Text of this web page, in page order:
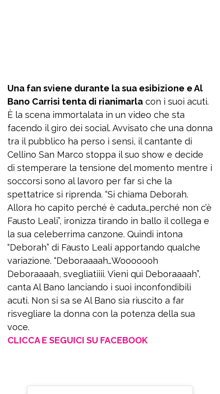
Una fan sviene durante la sua esibizione e Al
Bano Carrisi tenta di rianimarla con i suoi acuti.
È la scena immortalata in un video che sta
facendo il giro dei social. Avvisato che una donna
tra il pubblico ha perso i sensi, il cantante di
Cellino San Marco stoppa il suo show e decide
di stemperare la tensione del momento mentre i
soccorsi sono al lavoro per far sì che la
spettatrice si riprenda. “Si chiama Deborah.
Allora ho capito perché è caduta…perché non c’è
Fausto Leali”, ironizza tirando in ballo il collega e
la sua celeberrima canzone. Quindi intona
“Deborah” di Fausto Leali apportando qualche
variazione. “Deboraaaah…Wooooooh
Deboraaaah, svegliatiiii. Vieni qui Deboraaaah”,
canta Al Bano lanciando i suoi inconfondibili
acuti. Non si sa se Al Bano sia riuscito a far
risvegliare la donna con la potenza della sua
voce.
CLICCA E SEGUICI SU FACEBOOK